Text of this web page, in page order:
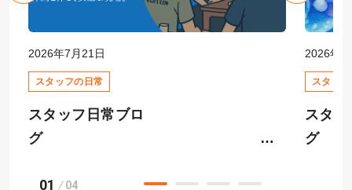
2026年7月21日
スタッフの日常
スタッフ日常ブロ
グ
2026年6
スタッ
スタ
01 04